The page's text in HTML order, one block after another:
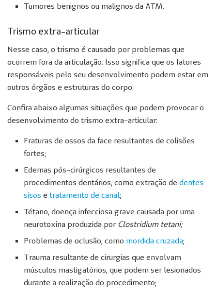
Tumores benignos ou malignos da ATM.
Trismo extra-articular
Nesse caso, o trismo é causado por problemas que
ocorrem fora da articulação. Isso significa que os fatores
responsáveis pelo seu desenvolvimento podem estar em
outros órgãos e estruturas do corpo.
Confira abaixo algumas situações que podem provocar o
desenvolvimento do trismo extra-articular:
Fraturas de ossos da face resultantes de colisões
fortes;
Edemas pós-cirúrgicos resultantes de
procedimentos dentários, como extração dedentes
sisos etratamento de canal;
Tétano, doença infecciosa grave causada por uma
neurotoxina produzida por Clostridium tetani;
Problemas de oclusão, como mordida cruzada;
Trauma resultante de cirurgias que envolvam
músculos mastigatórios, que podem ser lesionados
durante a realização do procedimento;